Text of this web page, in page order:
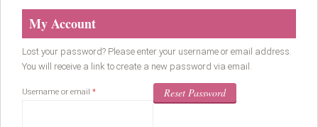
My Account
Lost your password? Please enter your username or email address.
You will receive a link to create a new password via email.
Username or email *Required Reset Password